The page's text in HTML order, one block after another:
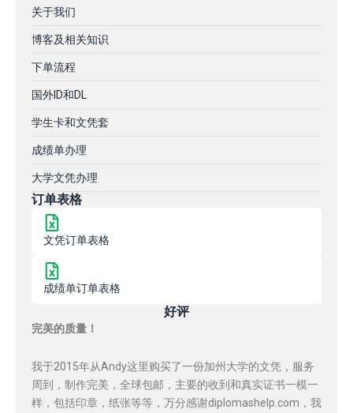
关于我们
博客及相关知识
下单流程
国外ID和DL
学生卡和文凭套
成绩单办理
大学文凭办理
订单表格
文凭订单表格
成绩单订单表格
好评
完美的质量！
我于2015年从Andy这里购买了一份加州大学的文凭，服务
周到，制作完美，全球包邮，主要的收到和真实证书一模一
样，包括印章，纸张等等，万分感谢diplomashelp.com，我